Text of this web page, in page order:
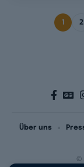
1 2
©
Über uns